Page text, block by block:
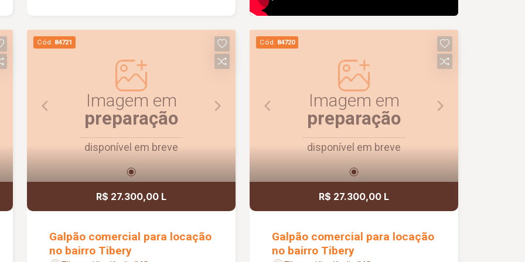
apresentação moderna para o seu
empreendimento. O espaço também
dispõe de copa e banheiro, garantindo
praticidade para o dia a dia da
operação. Entre em contato para mais
informações e agende uma visita.
Cód. 84721
Imagem em
preparação
disponível em breve
R$ 27.300,00 L
Galpão comercial para locação
no bairro Tibery
Cód. 84720
Imagem em
preparação
disponível em breve
R$ 27.300,00 L
Galpão comercial para locação
no bairro Tibery